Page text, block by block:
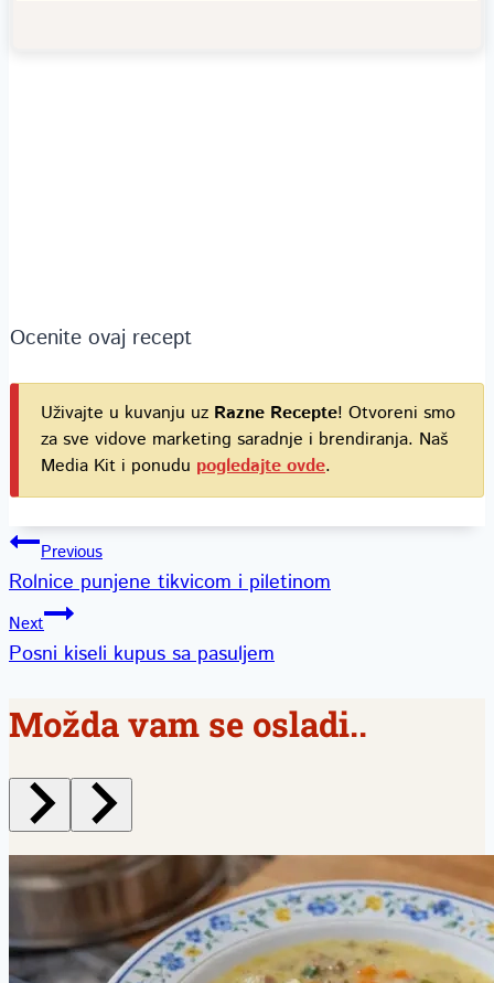
Ocenite ovaj recept
Uživajte u kuvanju uz Razne Recepte! Otvoreni smo
za sve vidove marketing saradnje i brendiranja. Naš
Media Kit i ponudu pogledajte ovde.
Kretanje
članka
Previous
Rolnice punjene tikvicom i piletinom
Next
Posni kiseli kupus sa pasuljem
Možda vam se osladi..